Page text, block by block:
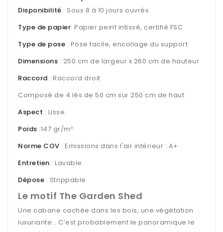
Disponibilité : Sous 8 à 10 jours ouvrés
Type de papier: Papier peint intissé, certifié FSC
Type de pose : Pose facile, encollage du support
Dimensions : 250 cm de largeur x 260 cm de hauteur
Raccord : Raccord droit
Composé de 4 lés de 50 cm sur 250 cm de haut
Aspect : Lisse
Poids :147 gr/m²
Norme COV : Emissions dans l'air intérieur : A+
Entretien : Lavable
Dépose : Strippable
Le motif The Garden Shed
Une cabane cachée dans les bois, une végétation
luxuriante… C’est probablement le panoramique le